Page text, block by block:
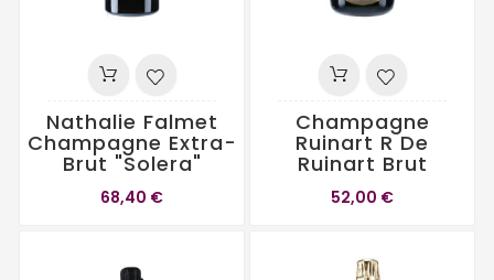
Nathalie Falmet
Champagne Extra-
Brut "Solera"
68,40 €
Champagne
Ruinart R De
Ruinart Brut
52,00 €